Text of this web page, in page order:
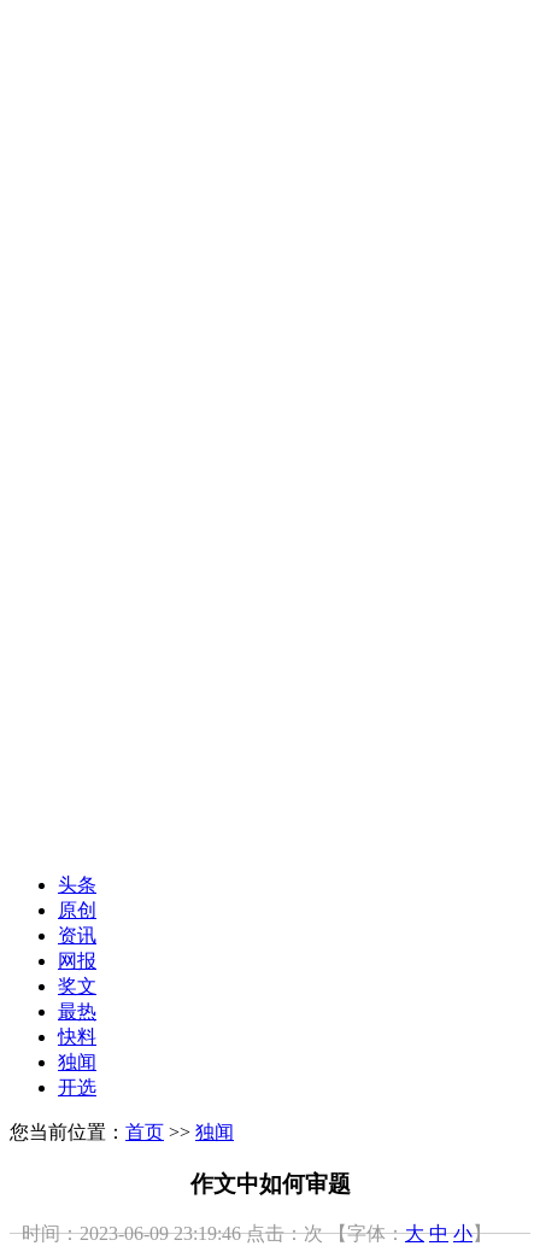
头条
原创
资讯
网报
奖文
最热
快料
独闻
开选
您当前位置： 首页 >> 独闻
作文中如何审题
时间：2023-06-09 23:19:46点击：次 【字体：大 中 小】